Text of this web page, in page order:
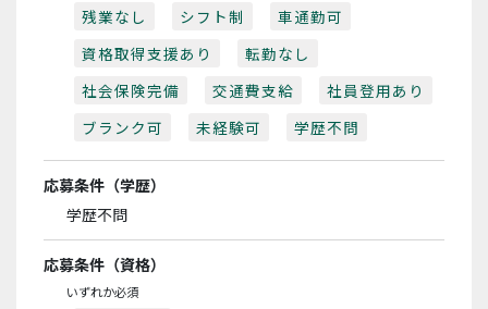
残業なし
シフト制
車通勤可
資格取得支援あり
転勤なし
社会保険完備
交通費支給
社員登用あり
ブランク可
未経験可 学歴不問
応募条件（学歴）
学歴不問
応募条件（資格）
いずれか必須